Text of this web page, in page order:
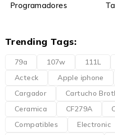
Programadores
Trending Tags:
79a 107w 111L
Acteck
Apple iphone
Cargador
Cartucho
Ceramica
CF279A
Compatibles
Electronic